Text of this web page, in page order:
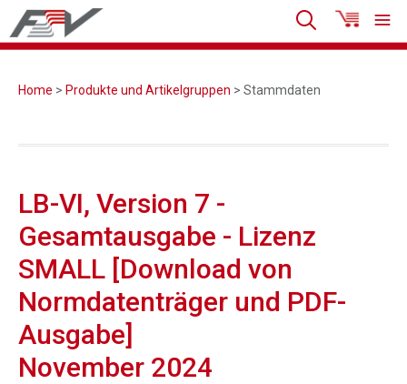
Home > Produkte und Artikelgruppen > Stammdaten
LB-VI, Version 7 -
Gesamtausgabe - Lizenz
SMALL [Download von
Normdatenträger und PDF-
Ausgabe]
November 2024